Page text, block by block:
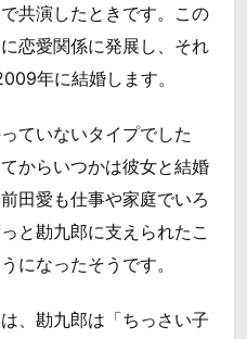
共演したときです。この
恋愛関係に発展し、それ
年に結婚します。
ていないタイプでした
からいつかは彼女と結婚
田愛も仕事や家庭でいろ
と勘九郎に支えられたこ
になったそうです。
、勘九郎は「ちっさい子